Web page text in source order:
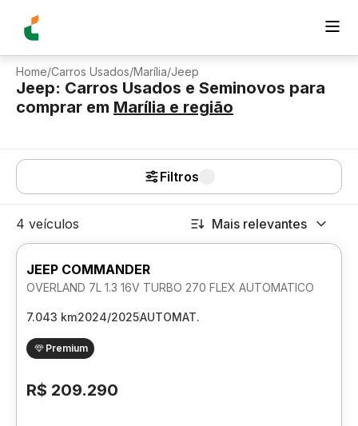
Home/Carros Usados/Marília/Jeep
Jeep: Carros Usados e Seminovos para
comprar em Marília e região
Filtros
4 veículos Mais relevantes
JEEP COMMANDER
OVERLAND 7L 1.3 16V TURBO 270 FLEX AUTOMATICO
7.043 km2024/2025AUTOMAT.
Premium
R$ 209.290